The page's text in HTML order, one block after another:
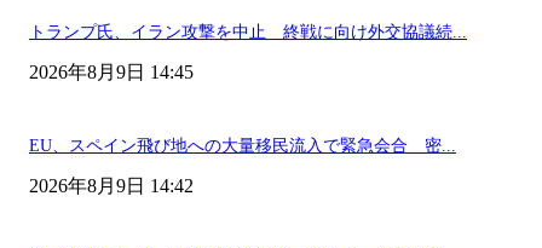
トランプ氏、イラン攻撃を中止 終戦に向け外交協議続...
2026年8月9日 14:45
EU、スペイン飛び地への大量移民流入で緊急会合 密...
2026年8月9日 14:42